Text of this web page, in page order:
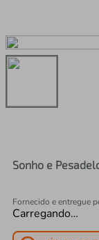
Sonho e
Fornecido e entregue
Carregando…
2º